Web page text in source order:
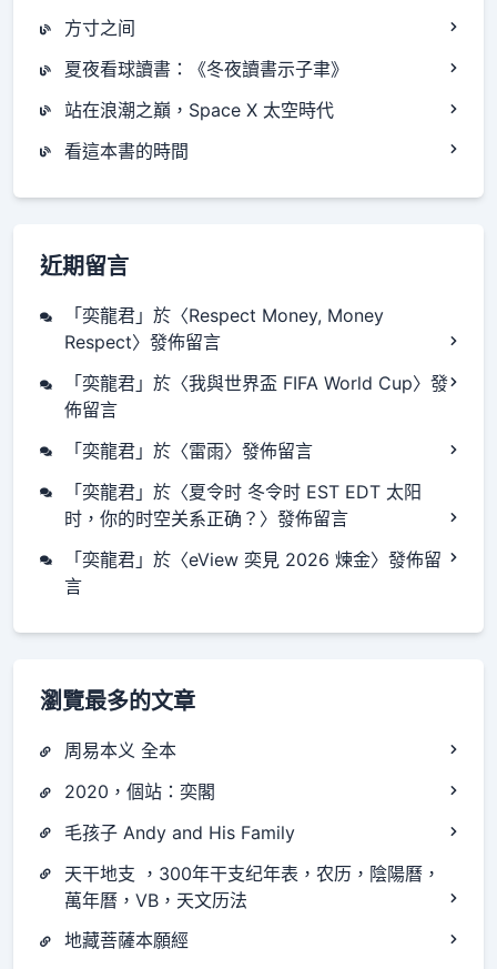
方寸之间
夏夜看球讀書：《冬夜讀書示子聿》
站在浪潮之巔，Space X 太空時代
看這本書的時間
近期留言
「奕龍君 」於〈Respect Money, Money
Respect〉發佈留言
「奕龍君 」於〈我與世界盃 FIFA World Cup〉發
佈留言
「奕龍君 」於〈雷雨〉發佈留言
「奕龍君 」於〈夏令时 冬令时 EST EDT 太阳
时，你的时空关系正确？ 〉發佈留言
「奕龍君 」於〈eView 奕見 2026 煉金〉發佈留
言
瀏覽最多的文章
周易本义 全本
2020，個站：奕閣
毛孩子 Andy and His Family
天干地支 ，300年干支纪年表，农历，陰陽曆，
萬年曆，VB，天文历法
地藏菩薩本願經